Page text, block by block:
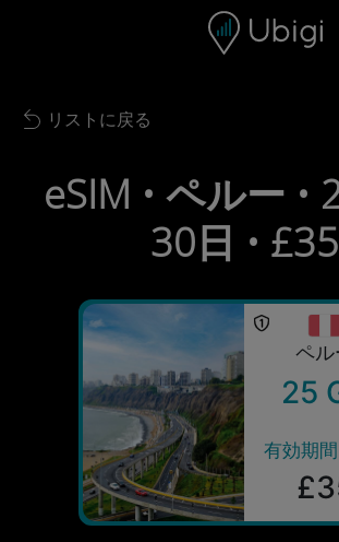
ナビゲーションバー フ
Back to list
リストに戻る
eSIM • ペルー •
30日 • £35
ペル
25
有効期